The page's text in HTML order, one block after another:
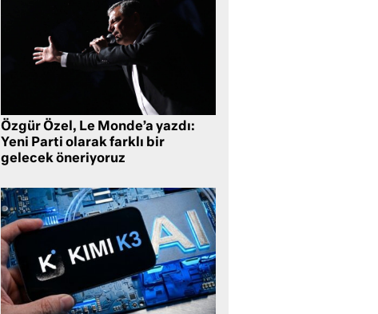
Özgür Özel, Le Monde’a yazdı:
Yeni Parti olarak farklı bir
gelecek öneriyoruz